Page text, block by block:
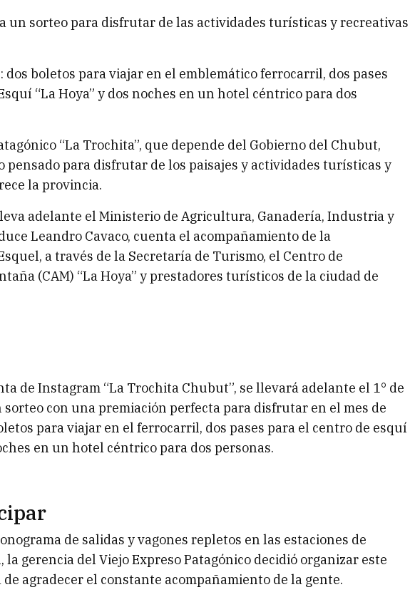
un sorteo para disfrutar de las actividades turísticas y recreativas
dos boletos para viajar en el emblemático ferrocarril, dos pases
“La Hoya” y dos noches en un hotel céntrico para dos
“La Trochita”, que depende del Gobierno del Chubut,
pensado para disfrutar de los paisajes y actividades turísticas y
la provincia.
adelante el Ministerio de Agricultura, Ganadería, Industria y
Leandro Cavaco, cuenta el acompañamiento de la
a través de la Secretaría de Turismo, el Centro de
(CAM) “La Hoya” y prestadores turísticos de la ciudad de
de Instagram “La Trochita Chubut”, se llevará adelante el 1° de
sorteo con una premiación perfecta para disfrutar en el mes de
para viajar en el ferrocarril, dos pases para el centro de esquí
en un hotel céntrico para dos personas.
de salidas y vagones repletos en las estaciones de
la gerencia del Viejo Expreso Patagónico decidió organizar este
de agradecer el constante acompañamiento de la gente.